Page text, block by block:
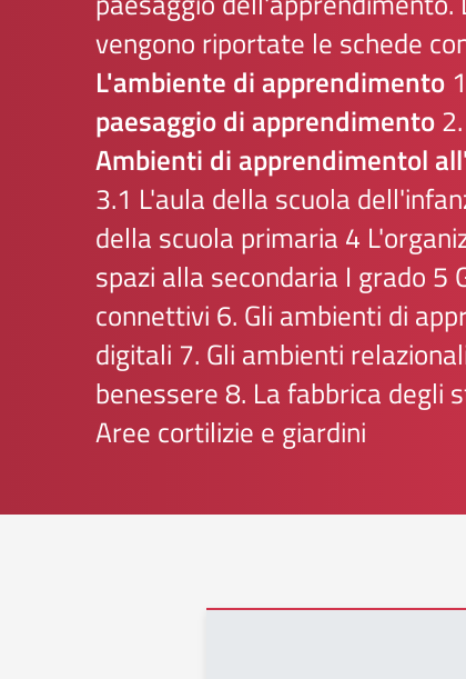
vengono riportate le schede
L'ambiente di apprendimento
paesaggio di apprendimento2.
Ambienti di apprendimentol
3.1 L'aula della scuola
della scuola primaria 4
spazi alla secondaria I grado 5
connettivi 6. Gli ambienti di
digitali 7. Gli ambienti
benessere8. La fabbrica degli
Aree cortilizie e giardini